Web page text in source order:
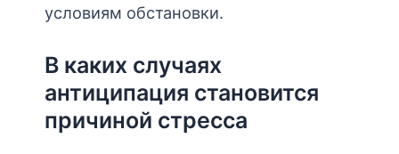
условиям обстановки.
В каких случаях
антиципация становится
причиной стресса